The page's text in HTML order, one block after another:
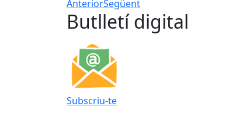
AnteriorSegüent
Butlletí digital
Subscriu-te